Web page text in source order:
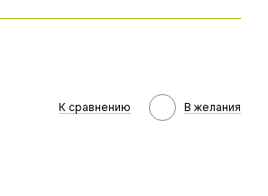
К сравнению В желания